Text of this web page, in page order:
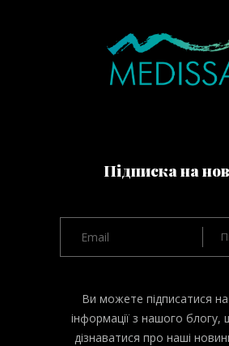
Підписка на
Ви можете підписатися
інформації з нашого
дізнаватися про наші